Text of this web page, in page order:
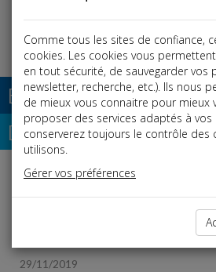
Base documentaire
Dépêches
Liste des dernières dépêches
29/11/2019
Comme tous les sites de confiance,
cookies. Les cookies vous
en tout sécurité, de sauvegarder vos
newsletter, recherche, etc.). Ils nous
de mieux vous connaitre pour mieux
proposer des services adaptés à vos
conserverez toujours le contrôle des
utilisons.
Gérer vos préférences